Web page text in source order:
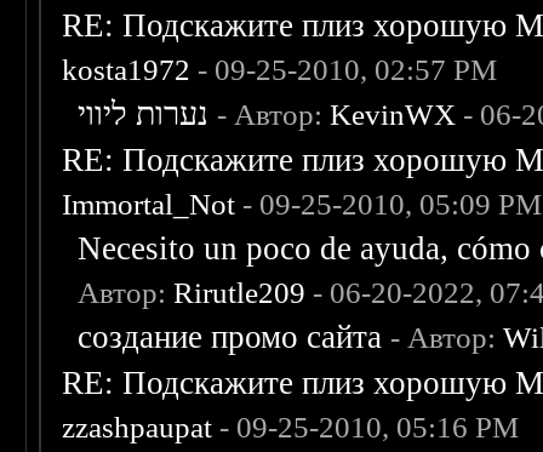
RE: Подскажите плиз хорошую
kosta1972 - 09-25-2010, 02:57 PM
נערות ליווי - Автор:KevinWX - 06-
RE: Подскажите плиз хорошую
Immortal_Not - 09-25-2010, 05:09 PM
Necesito un poco de ayuda,
Автор:Rirutle209 - 06-20-2022,
создание промо сайта - Автор:
RE: Подскажите плиз хорошую
zzashpaupat - 09-25-2010, 05:16 PM